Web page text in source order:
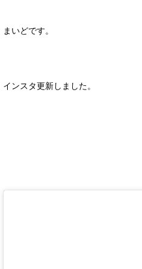
まいどです。
インスタ更新しました。